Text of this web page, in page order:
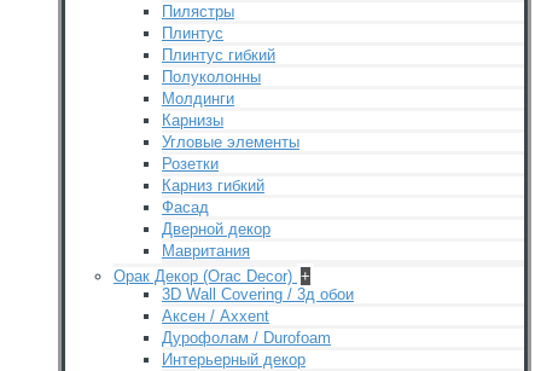
Пилястры
Плинтус
Плинтус гибкий
Полуколонны
Молдинги
Карнизы
Угловые элементы
Розетки
Карниз гибкий
Фасад
Дверной декор
Мавритания
Орак Декор (Orac Decor) +
3D Wall Covering / 3д обои
Аксен / Axxent
Дурофолам / Durofoam
Интерьерный декор